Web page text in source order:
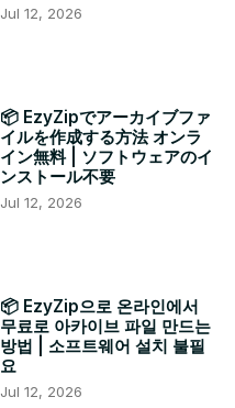
Jul 12, 2026
📦 EzyZipでアーカイブファ
イルを作成する方法 オンラ
イン無料 | ソフトウェアのイ
ンストール不要
Jul 12, 2026
📦 EzyZip으로 온라인에서
무료로 아카이브 파일 만드는
방법 | 소프트웨어 설치 불필
요
Jul 12, 2026